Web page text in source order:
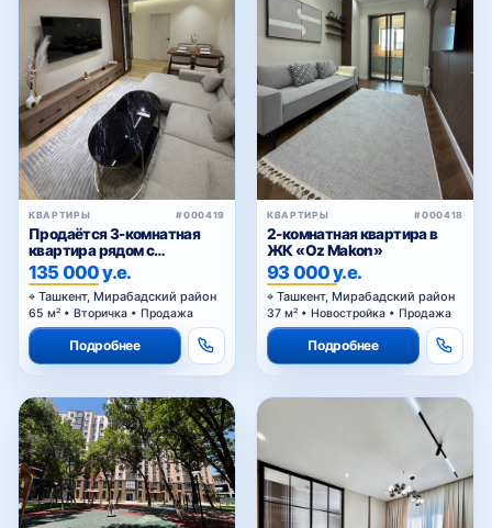
КВАРТИРЫ #000419
Продаётся 3-комнатная
квартира рядом с
Госпитальным рынком
135 000 у.е.
Ташкент, Мирабадский район
65 м² • Вторичка • Продажа
Подробнее
КВАРТИРЫ #000418
2-комнатная квартира в
ЖК «Oz Makon»
93 000 у.е.
Ташкент, Мирабадский район
37 м² • Новостройка • Продажа
Подробнее